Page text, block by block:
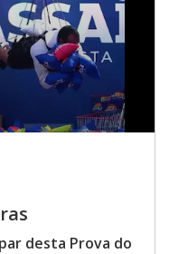
desta Prova do